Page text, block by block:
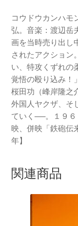
コウドウカンハモ
弘。音楽：渡辺岳
画を当時売り出し
されたアクション
い、特攻くずれの
覚悟の殴り込み！
桜田功（峰岸隆之
外国人ヤクザ、そ
ていく──。１９
映、併映「鉄砲伝
年】
関連商品